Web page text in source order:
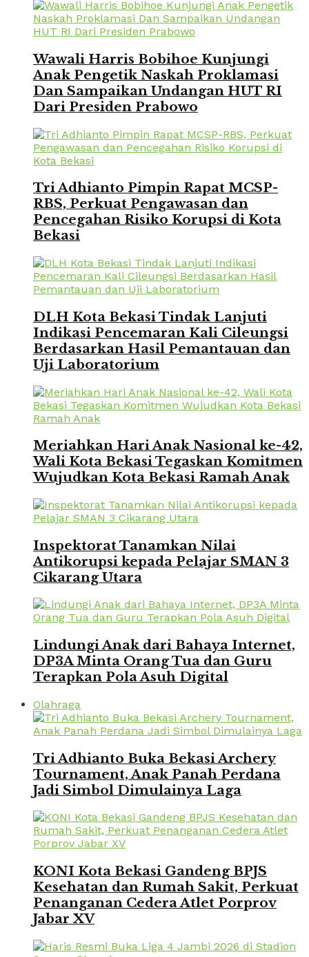
Wawali Harris Bobihoe Kunjungi
Anak Pengetik Naskah Proklamasi
Dan Sampaikan Undangan HUT RI
Dari Presiden Prabowo
Tri Adhianto Pimpin Rapat MCSP-
RBS, Perkuat Pengawasan dan
Pencegahan Risiko Korupsi di Kota
Bekasi
DLH Kota Bekasi Tindak Lanjuti
Indikasi Pencemaran Kali Cileungsi
Berdasarkan Hasil Pemantauan dan
Uji Laboratorium
Meriahkan Hari Anak Nasional ke-42,
Wali Kota Bekasi Tegaskan Komitmen
Wujudkan Kota Bekasi Ramah Anak
Inspektorat Tanamkan Nilai
Antikorupsi kepada Pelajar SMAN 3
Cikarang Utara
Lindungi Anak dari Bahaya Internet,
DP3A Minta Orang Tua dan Guru
Terapkan Pola Asuh Digital
Olahraga
Tri Adhianto Buka Bekasi Archery
Tournament, Anak Panah Perdana
Jadi Simbol Dimulainya Laga
KONI Kota Bekasi Gandeng BPJS
Kesehatan dan Rumah Sakit, Perkuat
Penanganan Cedera Atlet Porprov
Jabar XV